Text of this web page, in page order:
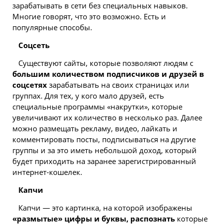
зарабатывать в сети без специальных навыков.
Многие говорят, что это возможно. Есть и
популярные способы.
Соцсеть
Существуют сайты, которые позволяют людям с
большим количеством подписчиков и друзей в
соцсетях зарабатывать на своих страницах или
группах. Для тех, у кого мало друзей, есть
специальные программы «накрутки», которые
увеличивают их количество в несколько раз. Далее
можно размещать рекламу, видео, лайкать и
комментировать посты, подписываться на другие
группы и за это иметь небольшой доход, который
будет приходить на заранее зарегистрированный
интернет-кошелек.
Капчи
Капчи — это картинка, на которой изображены
«размытые» цифры и буквы, распознать которые